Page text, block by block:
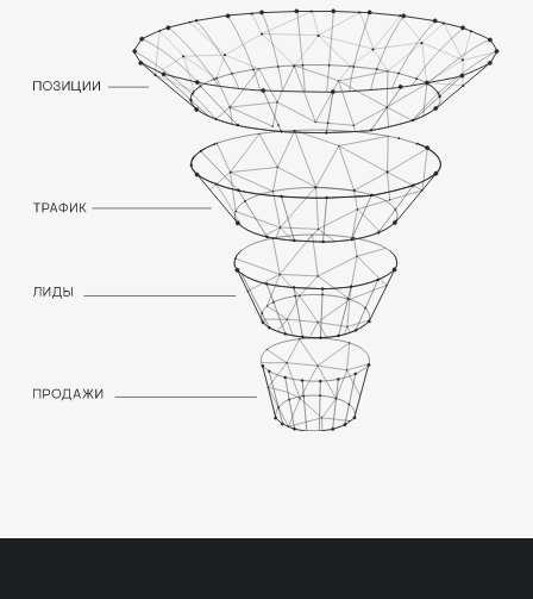
ЭТАПЫ SEO-
ПРОДВИЖЕНИЯ
САЙТА НА RUBY
ON RAILS (ROR)
01. WEB-АНАЛИТИКА
Проводим глубинное интервью
и погружаемся в нишу и целевую
аудиторию бизнеса, оцениваем
потенциал и цели бизнеса,
определяем основные сегменты
пунктов по техническим,